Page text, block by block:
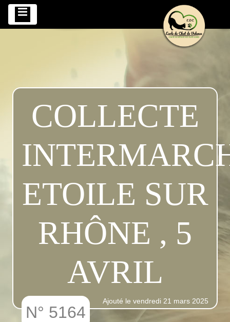
COLLECTE
ETOILE SUR
RHÔNE , 5
AVRIL
N° 5164
Ajouté le vendredi 21 mars 2025